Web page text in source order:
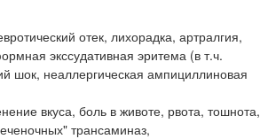
отек, лихорадка, артралгия,
экссудативная эритема (в т.ч.
шок, неаллергическая ампициллиновая
вкуса, боль в животе, рвота, тошнота,
трансаминаз,